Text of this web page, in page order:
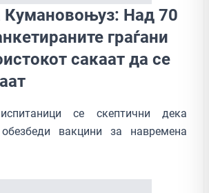
Кумановоњуз: Над 70
граѓани
сакаат да се
се скептични дека
вакцини за навремена